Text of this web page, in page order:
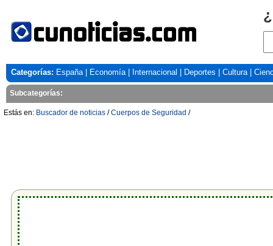
Categorías: España| Economía| Internacional Deportes Cultura|
Subcategorías:
Estás en: Buscador de noticias /Cuerpos de Seguridad /